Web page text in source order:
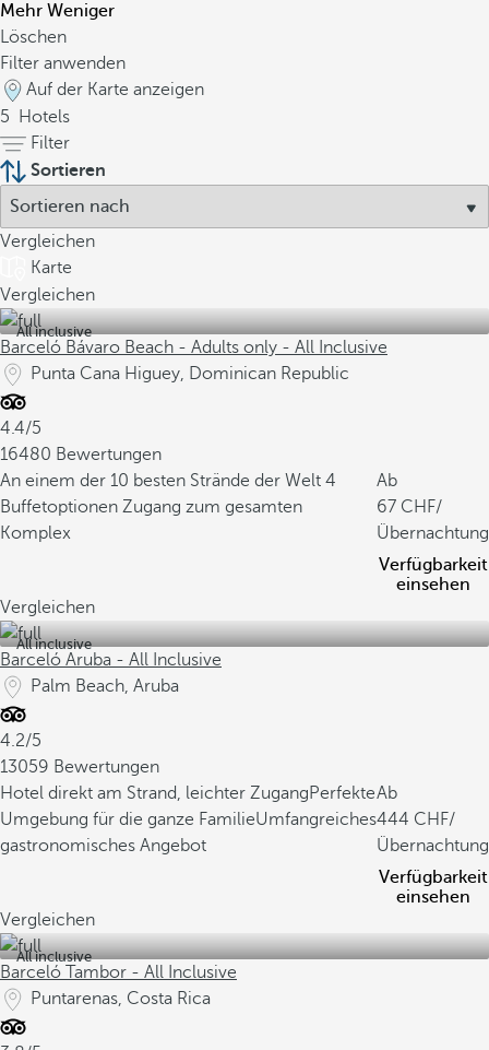
Mehr Weniger
Löschen
Filter anwenden
Auf der Karte anzeigen
5
Hotels
Filter
Sortieren
Vergleichen
Karte
Vergleichen
All inclusive
Barceló Bávaro Beach - Adults only - All Inclusive
Punta Cana Higuey, Dominican Republic
4.4/5
16480 Bewertungen
An einem der 10 besten Strände der Welt 4
Buffetoptionen Zugang zum gesamten
Komplex
Ab
67
/
Übernachtung
Verfügbarkeit
einsehen
Vergleichen
All inclusive
Barceló Aruba - All Inclusive
Palm Beach, Aruba
4.2/5
13059 Bewertungen
Hotel direkt am Strand, leichter ZugangPerfekte
Umgebung für die ganze FamilieUmfangreiches
gastronomisches Angebot
Ab
444
/
Übernachtung
Verfügbarkeit
einsehen
Vergleichen
All inclusive
Barceló Tambor - All Inclusive
Puntarenas, Costa Rica